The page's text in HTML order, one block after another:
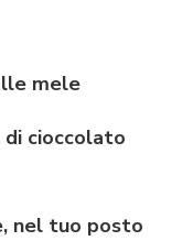
mele
di cioccolato
nel tuo posto